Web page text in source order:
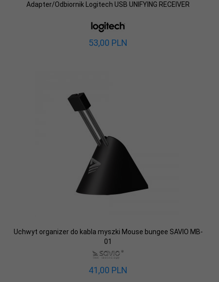
Adapter/Odbiornik Logitech USB UNIFYING RECEIVER
53,00 PLN
Uchwyt organizer do kabla myszki Mouse bungee SAVIO MB-
01
41,00 PLN